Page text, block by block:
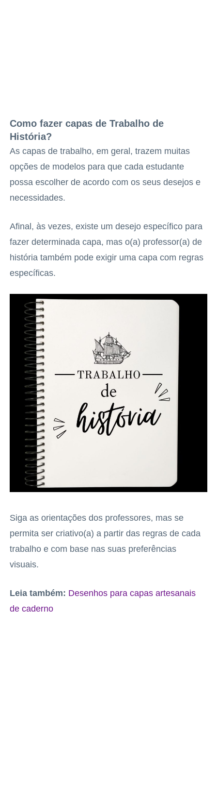
Como fazer capas de Trabalho de
História?
As capas de trabalho, em geral, trazem muitas
opções de modelos para que cada estudante
possa escolher de acordo com os seus desejos e
necessidades.
Afinal, às vezes, existe um desejo específico para
fazer determinada capa, mas o(a) professor(a) de
história também pode exigir uma capa com regras
específicas.
Siga as orientações dos professores, mas se
permita ser criativo(a) a partir das regras de cada
trabalho e com base nas suas preferências
visuais.
Leia também: Desenhos para capas artesanais
de caderno